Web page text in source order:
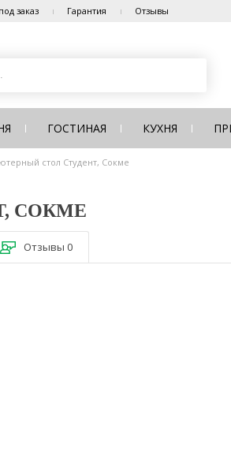
заказ Гарантия Отзывы
ГОСТИНАЯ КУХНЯ
стол Студент, Сокме
СОКМЕ
Отзывы 0